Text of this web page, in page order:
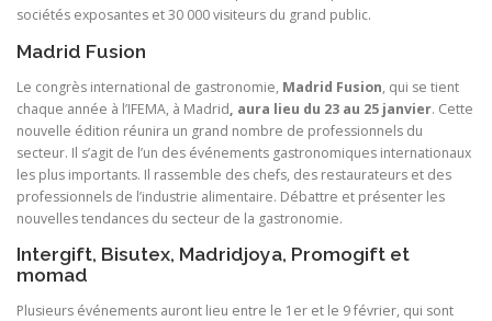
sociétés exposantes et 30 000 visiteurs du grand public.
Madrid Fusion
Le congrès international de gastronomie, Madrid Fusion, qui se tient
chaque année à l’IFEMA, à Madrid, aura lieu du 23 au 25 janvier. Cette
nouvelle édition réunira un grand nombre de professionnels du
secteur. Il s’agit de l’un des événements gastronomiques internationaux
les plus importants. Il rassemble des chefs, des restaurateurs et des
professionnels de l’industrie alimentaire. Débattre et présenter les
nouvelles tendances du secteur de la gastronomie.
Intergift, Bisutex, Madridjoya, Promogift et
momad
Plusieurs événements auront lieu entre le 1er et le 9 février, qui sont